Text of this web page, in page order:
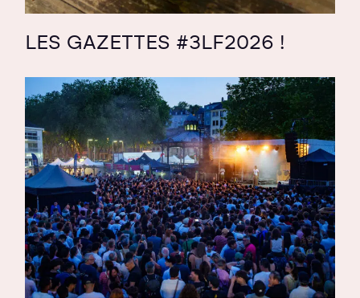
LES GAZETTES #3LF2026 !